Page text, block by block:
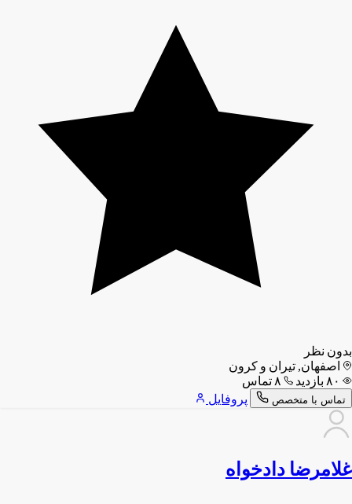
بدون نظر
اصفهان, تیران و کرون
تماس با متخصص پروفایل
غلامرضا دادخواه